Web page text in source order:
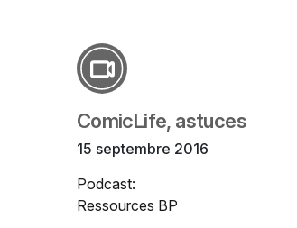
ComicLife, astuces
15 septembre 2016
Podcast:
Ressources BP